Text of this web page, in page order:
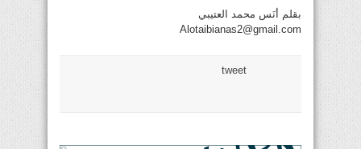
بقلم أنَس محمد العتيبي
Alotaibianas2@gmail.com
tweet